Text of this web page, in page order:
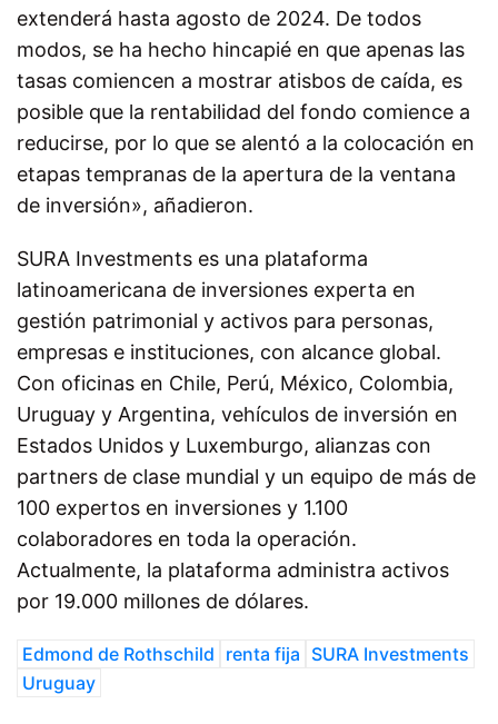
extenderá hasta agosto de 2024. De todos
modos, se ha hecho hincapié en que apenas las
tasas comiencen a mostrar atisbos de caída, es
posible que la rentabilidad del fondo comience a
reducirse, por lo que se alentó a la colocación en
etapas tempranas de la apertura de la ventana
de inversión», añadieron.
SURA Investments es una plataforma
latinoamericana de inversiones experta en
gestión patrimonial y activos para personas,
empresas e instituciones, con alcance global.
Con oficinas en Chile, Perú, México, Colombia,
Uruguay y Argentina, vehículos de inversión en
Estados Unidos y Luxemburgo, alianzas con
partners de clase mundial y un equipo de más de
100 expertos en inversiones y 1.100
colaboradores en toda la operación.
Actualmente, la plataforma administra activos
por 19.000 millones de dólares.
Edmond de Rothschild renta fija SURA Investments
Uruguay